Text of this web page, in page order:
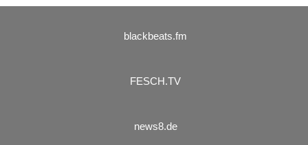
blackbeats.fm
FESCH.TV
news8.de